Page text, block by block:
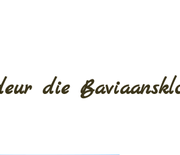
die